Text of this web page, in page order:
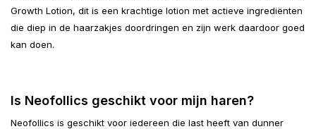
Growth Lotion, dit is een krachtige lotion met actieve ingrediënten
die diep in de haarzakjes doordringen en zijn werk daardoor goed
kan doen.
Is Neofollics geschikt voor mijn haren?
Neofollics is geschikt voor iedereen die last heeft van dunner